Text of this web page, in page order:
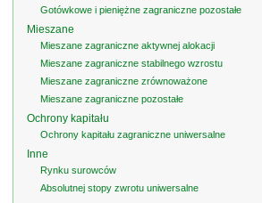
Gotówkowe i pieniężne zagraniczne pozostałe
Mieszane
Mieszane zagraniczne aktywnej alokacji
Mieszane zagraniczne stabilnego wzrostu
Mieszane zagraniczne zrównoważone
Mieszane zagraniczne pozostałe
Ochrony kapitału
Ochrony kapitału zagraniczne uniwersalne
Inne
Rynku surowców
Absolutnej stopy zwrotu uniwersalne